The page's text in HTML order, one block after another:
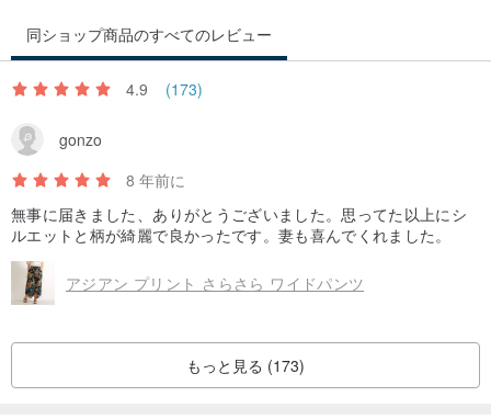
同ショップ商品のすべてのレビュー
4.9 (173)
gonzo
8 年前に
無事に届きました、ありがとうございました。思ってた以上にシ
ルエットと柄が綺麗で良かったです。妻も喜んでくれました。
アジアン プリント さらさら ワイドパンツ
もっと見る (173)